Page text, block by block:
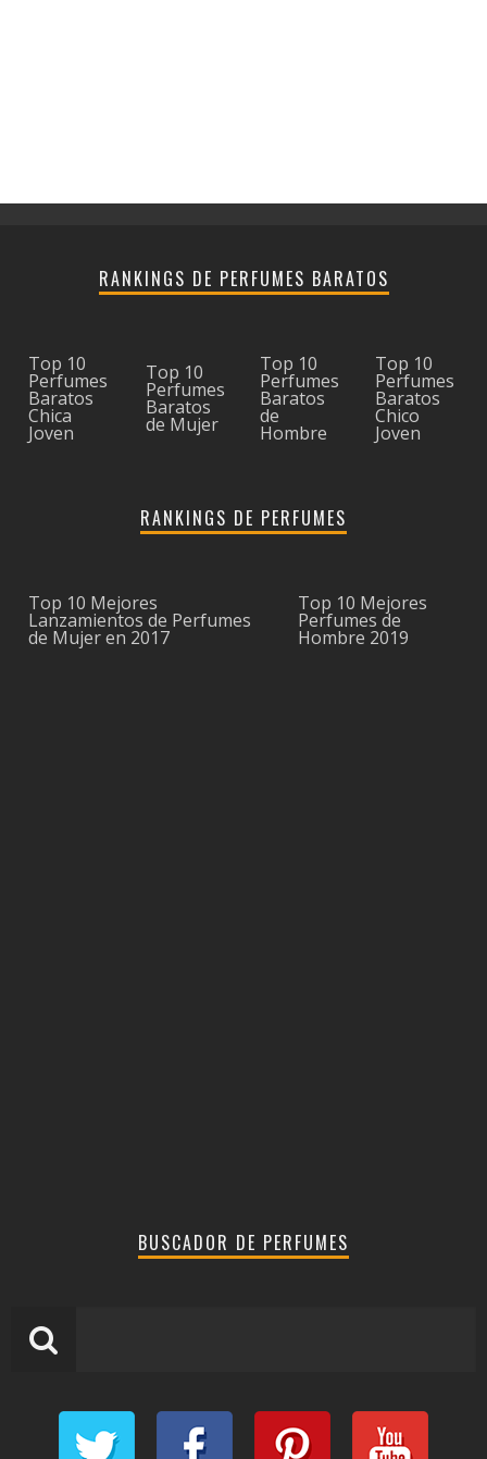
RANKINGS DE PERFUMES BARATOS
Top 10
Perfumes
Baratos
Chica
Joven
Top 10
Perfumes
Baratos
de Mujer
Top 10
Perfumes
Baratos
de
Hombre
Top 10
Perfumes
Baratos
Chico
Joven
RANKINGS DE PERFUMES
Top 10 Mejores
Lanzamientos de Perfumes
de Mujer en 2017
Top 10 Mejores
Perfumes de
Hombre 2019
BUSCADOR DE PERFUMES